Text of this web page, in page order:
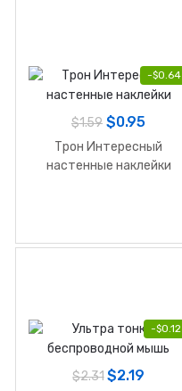
-$0.64
$1.59 $0.95
Трон Интересный
настенные наклейки
-$0.12
$2.31 $2.19